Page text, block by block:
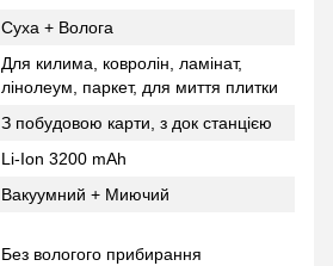
Суха + Волога
Для килима, ковролін, ламінат,
лінолеум, паркет, для миття плитки
З побудовою карти, з док станцією
Li-Ion 3200 mAh
Вакуумний + Миючий
Без вологого прибирання